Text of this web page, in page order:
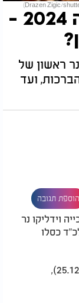
זמן הדלקת נרות חנוכה 2024 -
ראשון של
ועד
הוספת תגובה
וידליקו נר
כסלו
נר ראשון - יום רביעי, אור לכ"ה כסלו, (25.12.24),